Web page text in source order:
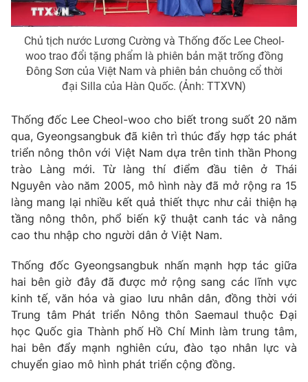
® Cấm sao chép dưới mọi hình thức nếu không có sự chấp
thuận bằng văn bản. Ghi rõ nguồn VTV.vn khi phát hành lại
thông tin từ website này.
Chủ tịch nước Lương Cường và Thống đốc Lee Cheol-
woo trao đổi tặng phẩm là phiên bản mặt trống đồng
Đông Sơn của Việt Nam và phiên bản chuông cổ thời
đại Silla của Hàn Quốc. (Ảnh: TTXVN)
Thống đốc Lee Cheol-woo cho biết trong suốt 20 năm
qua, Gyeongsangbuk đã kiên trì thúc đẩy hợp tác phát
triển nông thôn với Việt Nam dựa trên tinh thần Phong
trào Làng mới. Từ làng thí điểm đầu tiên ở Thái
Nguyên vào năm 2005, mô hình này đã mở rộng ra 15
làng mang lại nhiều kết quả thiết thực như cải thiện hạ
tầng nông thôn, phổ biến kỹ thuật canh tác và nâng
cao thu nhập cho người dân ở Việt Nam.
Thống đốc Gyeongsangbuk nhấn mạnh hợp tác giữa
hai bên giờ đây đã được mở rộng sang các lĩnh vực
kinh tế, văn hóa và giao lưu nhân dân, đồng thời với
Trung tâm Phát triển Nông thôn Saemaul thuộc Đại
học Quốc gia Thành phố Hồ Chí Minh làm trung tâm,
hai bên đẩy mạnh nghiên cứu, đào tạo nhân lực và
chuyển giao mô hình phát triển cộng đồng.